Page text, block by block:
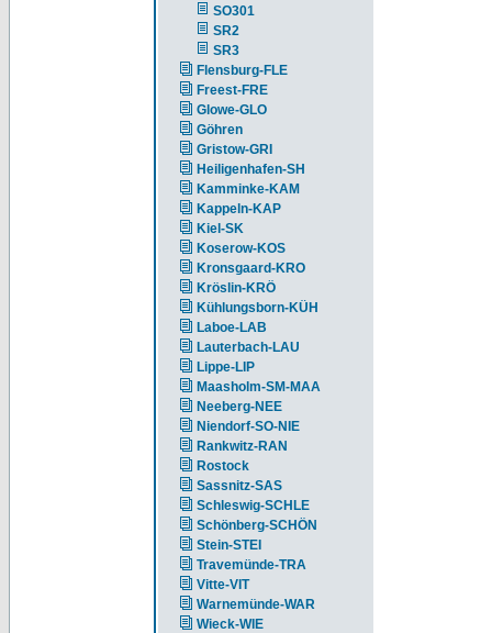
SO301
SR2
SR3
Flensburg-FLE
Freest-FRE
Glowe-GLO
Göhren
Gristow-GRI
Heiligenhafen-SH
Kamminke-KAM
Kappeln-KAP
Kiel-SK
Koserow-KOS
Kronsgaard-KRO
Kröslin-KRÖ
Kühlungsborn-KÜH
Laboe-LAB
Lauterbach-LAU
Lippe-LIP
Maasholm-SM-MAA
Neeberg-NEE
Niendorf-SO-NIE
Rankwitz-RAN
Rostock
Sassnitz-SAS
Schleswig-SCHLE
Schönberg-SCHÖN
Stein-STEI
Travemünde-TRA
Vitte-VIT
Warnemünde-WAR
Wieck-WIE